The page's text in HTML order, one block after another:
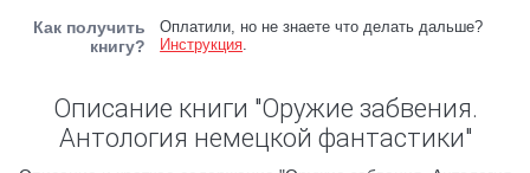
Как получить
книгу?
Оплатили, но не знаете что делать дальше?
Инструкция.
Описание книги "Оружие забвения.
Антология немецкой фантастики"